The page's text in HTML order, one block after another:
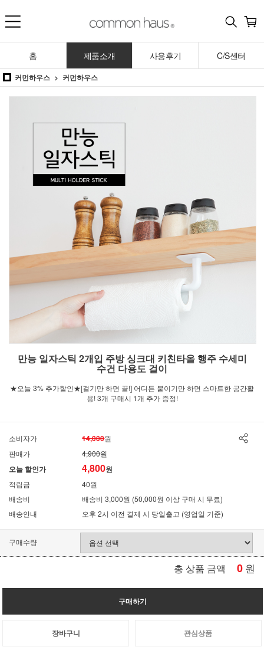
홈 제품소개 사용후기 C/S센터
커먼하우스 커먼하우스
만능 일자스틱 2개입 주방 싱크대 키친타올 행주 수세미
수건 다용도 걸이
★오늘 3% 추가할인★[걸기만 하면 끝!] 어디든 붙이기만 하면 스마트한 공간활
용! 3개 구매시 1개 추가 증정!
소비자가 14,000원
판매가
4,900원
오늘 할인가 4,800원
적립금
40원
배송비
배송비 3,000원 (50,000원 이상 구매 시 무료)
배송안내
오후 2시 이전 결제 시 당일출고 (영업일 기준)
구매수량
총 상품 금액 0 원
구매하기
장바구니 관심상품